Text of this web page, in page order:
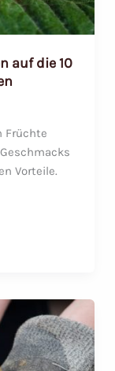
auf die 10
Früchte
Vorteile.